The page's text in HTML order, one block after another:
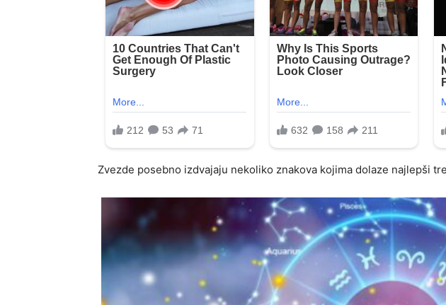
Zvezde posebno izdvajaju nekoliko znakova kojima dolaze najlepši